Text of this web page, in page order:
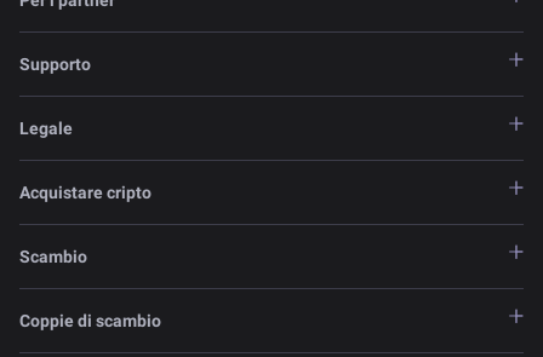
Supporto
Legale
Acquistare cripto
Scambio
Coppie di scambio